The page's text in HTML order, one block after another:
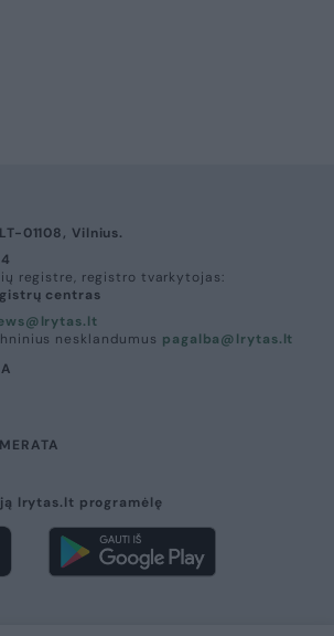
01108, Vilnius.
registre, registro tvarkytojas:
centras
nesklandumus pagalba@lrytas.lt
lrytas.lt programėlę